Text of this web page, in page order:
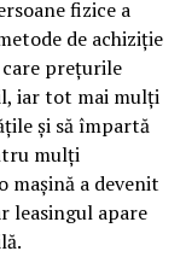
în care se
pe care
ca să
greu de ignorat.
însă timpul
despre cât de
fizice a
de achiziție
prețurile
iar tot mai mulți
și să împartă
mulți
mașină a devenit
leasingul apare